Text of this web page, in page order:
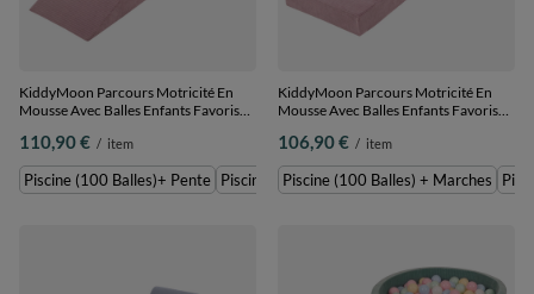
KiddyMoon Parcours Motricité En
Mousse Avec Balles Enfants Favorise
pastel/perle/rose poudré/blanc,
Piscine (100 Balles)+ Pente
110,90 € / item
Piscine (100 Balles)+ Pente Piscine (200 Balles) + Pente
KiddyMoon Parcours Motricité En
Mousse Avec Balles Enfants Favorise
pastel/perle/rose poudré/blanc,
Piscine (100 Balles) + Marches
106,90 € / item
Piscine (100 Balles) + Marches